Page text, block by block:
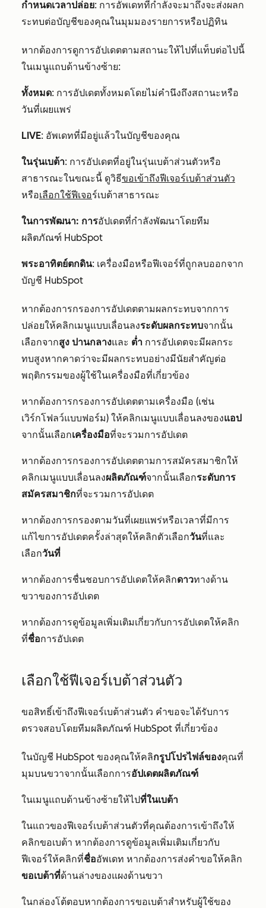
กำหนดเวลาปล่อย: การอัพเดทที่กำลังจะมาถึงจะส่งผลก
ระทบต่อบัญชีของคุณในมุมมองรายการหรือปฏิทิน
หากต้องการดูการอัปเดตตามสถานะให้ไปที่แท็บต่อไปนี้
ในเมนูแถบด้านข้างซ้าย:
ทั้งหมด: การอัปเดตทั้งหมดโดยไม่คำนึงถึงสถานะหรือ
วันที่เผยแพร่
LIVE: อัพเดทที่มีอยู่แล้วในบัญชีของคุณ
ในรุ่นเบต้า: การอัปเดตที่อยู่ในรุ่นเบต้าส่วนตัวหรือ
สาธารณะในขณะนี้ ดูวิธีขอเข้าถึงฟีเจอร์เบต้าส่วนตัว
หรือเลือกใช้ฟีเจอร์เบต้าสาธารณะ
ในการพัฒนา: การอัปเดตที่กำลังพัฒนาโดยทีม
ผลิตภัณฑ์ HubSpot
พระอาทิตย์ตกดิน: เครื่องมือหรือฟีเจอร์ที่ถูกลบออกจาก
บัญชี HubSpot
หากต้องการกรองการอัปเดตตามผลกระทบจากการ
ปล่อยให้คลิกเมนูแบบเลื่อนลงระดับผลกระทบจากนั้น
เลือกจากสูง ปานกลางและ ต่ำ การอัปเดตจะมีผลกระ
ทบสูงหากคาดว่าจะมีผลกระทบอย่างมีนัยสำคัญต่อ
พฤติกรรมของผู้ใช้ในเครื่องมือที่เกี่ยวข้อง
หากต้องการกรองการอัปเดตตามเครื่องมือ (เช่น
เวิร์กโฟลว์แบบฟอร์ม) ให้คลิกเมนูแบบเลื่อนลงของแอป
จากนั้นเลือกเครื่องมือที่จะรวมการอัปเดต
หากต้องการกรองการอัปเดตตามการสมัครสมาชิกให้
คลิกเมนูแบบเลื่อนลงผลิตภัณฑ์จากนั้นเลือกระดับการ
สมัครสมาชิกที่จะรวมการอัปเดต
หากต้องการกรองตามวันที่เผยแพร่หรือเวลาที่มีการ
แก้ไขการอัปเดตครั้งล่าสุดให้คลิกตัวเลือกวันที่และ
เลือกวันที่
หากต้องการชื่นชอบการอัปเดตให้คลิกดาวทางด้าน
ขวาของการอัปเดต
หากต้องการดูข้อมูลเพิ่มเติมเกี่ยวกับการอัปเดตให้คลิก
ที่ชื่อการอัปเดต
เลือกใช้ฟีเจอร์เบต้าส่วนตัว
ขอสิทธิ์เข้าถึงฟีเจอร์เบต้าส่วนตัว คำขอจะได้รับการ
ตรวจสอบโดยทีมผลิตภัณฑ์ HubSpot ที่เกี่ยวข้อง
ในบัญชี HubSpot ของคุณให้คลิกรูปโปรไฟล์ของคุณที่
มุมบนขวาจากนั้นเลือกการอัปเดตผลิตภัณฑ์
ในเมนูแถบด้านข้างซ้ายให้ไปที่ในเบต้า
ในแถวของฟีเจอร์เบต้าส่วนตัวที่คุณต้องการเข้าถึงให้
คลิกขอเบต้า หากต้องการดูข้อมูลเพิ่มเติมเกี่ยวกับ
ฟีเจอร์ให้คลิกที่ชื่ออัพเดท หากต้องการส่งคำขอให้คลิก
ขอเบต้าที่ด้านล่างของแผงด้านขวา
ในกล่องโต้ตอบหากต้องการขอเบต้าสำหรับผู้ใช้ของ